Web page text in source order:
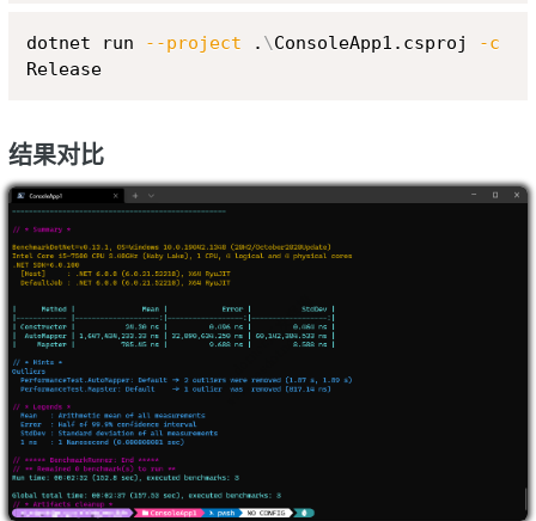
dotnet run --project . \ConsoleApp1.csproj
-c
结果对比